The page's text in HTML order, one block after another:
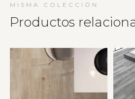
MISMA COLECCIÓN
Productos